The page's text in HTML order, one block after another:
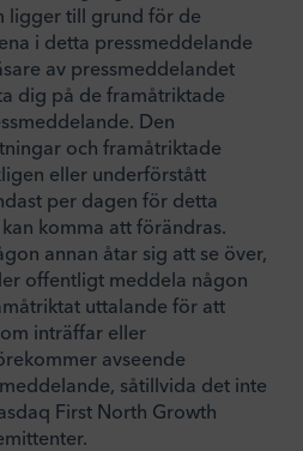
ligger till grund för de
i detta pressmeddelande
av pressmeddelandet
dig på de framåtriktade
Den
och framåtriktade
eller underförstått
per dagen för detta
komma att förändras.
annan åtar sig att se över,
offentligt meddela någon
uttalande för att
inträffar eller
avseende
såtillvida det inte
First North Growth